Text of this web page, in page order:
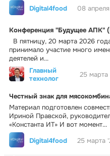
Digital4food
08
Конференция "Будущее АПК"
В пятницу, 20 марта 2026
принимало участие много
деятелей и...
Главный
технолог
25 марта
Честный знак для
Материал подготовлен
Ириной Правской,
«Константа ИТ» И вот момент...
Digital4food
25 марта